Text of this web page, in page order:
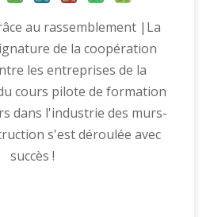
au rassemblement |La
de la coopération
les entreprises de la
cours pilote de formation
dans l'industrie des murs-
s'est déroulée avec
succès !